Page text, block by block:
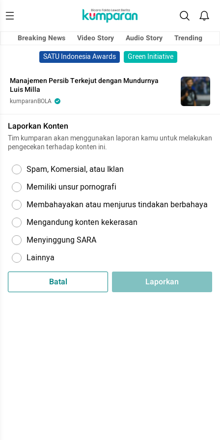
Breaking News Video Story Audio Story
Trending
SATU Indonesia Awards
Green Initiative
Manajemen Persib Terkejut dengan Mundurnya
Luis Milla
kumparanBOLA
Laporkan Konten
Tim kumparan akan menggunakan laporan kamu untuk melakukan
pengecekan terhadap konten ini.
Spam, Komersial, atau Iklan
Memiliki unsur pornografi
Membahayakan atau menjurus tindakan berbahaya
Mengandung konten kekerasan
Menyinggung SARA
Lainnya
Batal Laporkan